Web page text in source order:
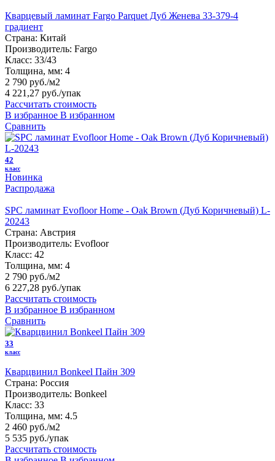
Кварцевый ламинат Fargo Parquet Дуб Женева 33-379-4
градиент
Страна: Китай
Производитель: Fargo
Класс: 33/43
Толщина, мм: 4
2 790 руб./м2
4 221,27 руб./упак
Рассчитать стоимость
В избранное В избранном
Сравнить
42
класс
Новинка
Распродажа
SPC ламинат Evofloor Home - Oak Brown (Дуб Коричневый) L-
20243
Страна: Австрия
Производитель: Evofloor
Класс: 42
Толщина, мм: 4
2 790 руб./м2
6 227,28 руб./упак
Рассчитать стоимость
В избранное В избранном
Сравнить
33
класс
Кварцвинил Bonkeel Пайн 309
Страна: Россия
Производитель: Bonkeel
Класс: 33
Толщина, мм: 4.5
2 460 руб./м2
5 535 руб./упак
Рассчитать стоимость